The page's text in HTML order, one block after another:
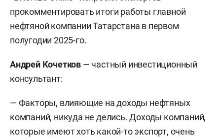
прокомментировать итоги работы главной
нефтяной компании Татарстана в первом
полугодии 2025-го.
Андрей Кочетков — частный инвестиционный
консультант:
— Факторы, влияющие на доходы нефтяных
компаний, никуда не делись. Доходы компаний,
которые имеют хоть какой-то экспорт, очень